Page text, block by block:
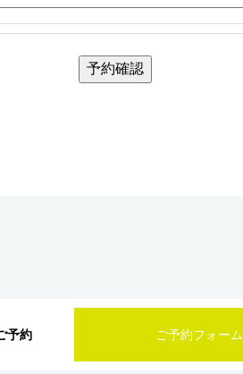
予約確認
予約 ご予約フォーム